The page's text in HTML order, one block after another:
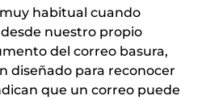
habitual cuando
nuestro propio
del correo basura,
diseñado para reconocer
que un correo puede